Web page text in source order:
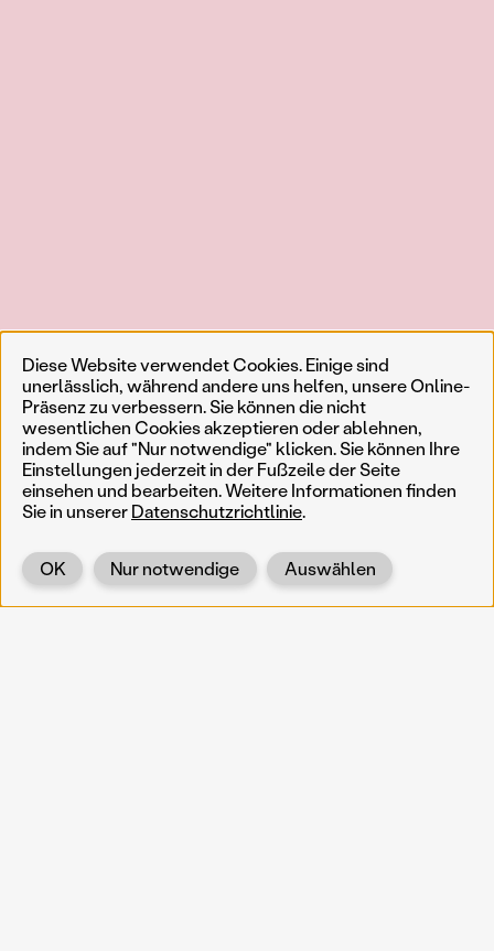
Diese Website verwendet Cookies. Einige sind
unerlässlich, während andere uns helfen, unsere Online-
Präsenz zu verbessern. Sie können die nicht
wesentlichen Cookies akzeptieren oder ablehnen,
indem Sie auf "Nur notwendige" klicken. Sie können Ihre
Einstellungen jederzeit in der Fußzeile der Seite
einsehen und bearbeiten. Weitere Informationen finden
Sie in unsererDatenschutzrichtlinie.
Auswählen
Nur notwendige
OK